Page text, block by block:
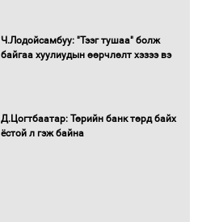
Нөөцийн махны худалдаа,
борлуулалтыг нээлттэй ил тод
Монгол Улс “COP17”-д “Тал хээрийн
Ч.Лодойсамбуу: "Тээг тушаа" болж
байгаа хуулиудын өөрчлөлт хэзээ вэ
Д.Цогтбаатар: Төрийн банк төрд байх
ёстой л гэж байна